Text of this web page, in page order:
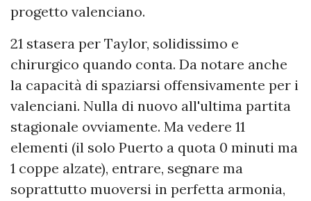
progetto valenciano.
21 stasera per Taylor, solidissimo e
chirurgico quando conta. Da notare anche
la capacità di spaziarsi offensivamente per i
valenciani. Nulla di nuovo all'ultima partita
stagionale ovviamente. Ma vedere 11
elementi (il solo Puerto a quota 0 minuti ma
1 coppe alzate), entrare, segnare ma
soprattutto muoversi in perfetta armonia,